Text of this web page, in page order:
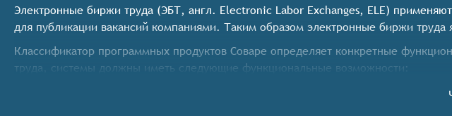
Электронные биржи труда (ЭБТ, англ. Electronic Labor Exchanges, ELE)
для публикации вакансий компаниями. Таким образом электронные биржи
Классификатор программных продуктов Соваре определяет конкретные
труда, системы должны иметь следующие функциональные возможности:
Единая база вакансий: Обеспечение доступа к обширной базе данных о